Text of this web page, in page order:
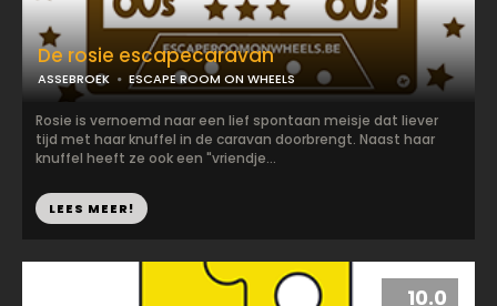
10.0
De rosie escapecaravan
ASSEBROEK ESCAPE ROOM ON WHEELS
Rosie is vernoemd naar een lief spontaan meisje dat liever
tijd met haar knuffel in de caravan doorbrengt. Naast haar
knuffel heeft ze ook een "vriendje...
LEES MEER!